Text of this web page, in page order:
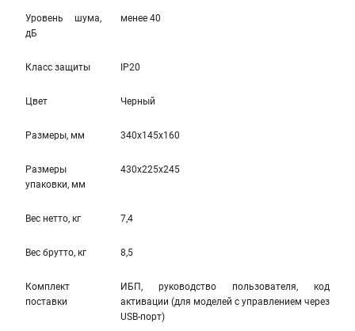
Уровень шума,
дБ
менее 40
Класс защиты IP20
Цвет Черный
Размеры, мм 340x145x160
Размеры
упаковки, мм
430x225x245
Вес нетто, кг 7,4
Вес брутто, кг 8,5
Комплект
поставки
ИБП, руководство пользователя, код
активации (для моделей с управлением через
USB-порт)